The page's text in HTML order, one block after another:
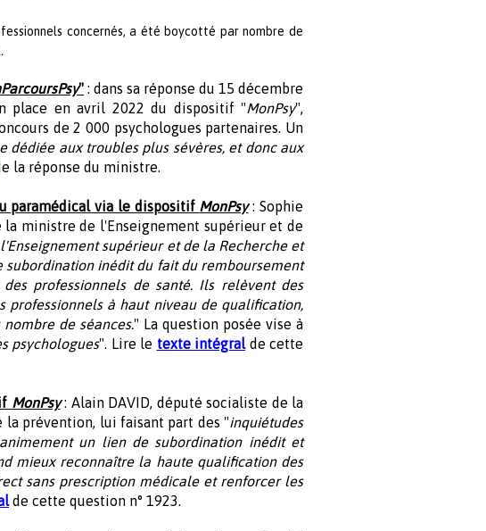
concernés, a été boycotté par nombre de
" : dans sa réponse du 15 décembre
place en avril 2022 du dispositif "MonPsy",
de 2 000 psychologues partenaires. Un
dédiée aux troubles plus sévères, et donc aux
la réponse du ministre.
paramédical via le dispositif MonPsy: Sophie
la ministre de l'Enseignement supérieur et de
supérieur et de la Recherche et
subordination inédit du fait du remboursement
professionnels de santé. Ils relèvent des
professionnels à haut niveau de qualification,
de séances." La question posée vise à
psychologues". Lire le texte intégralde cette
MonPsy: Alain DAVID, député socialiste de la
la prévention, lui faisant part des "inquiétudes
un lien de subordination inédit et
mieux reconnaître la haute qualification des
sans prescription médicale et renforcer les
de cette question n° 1923.